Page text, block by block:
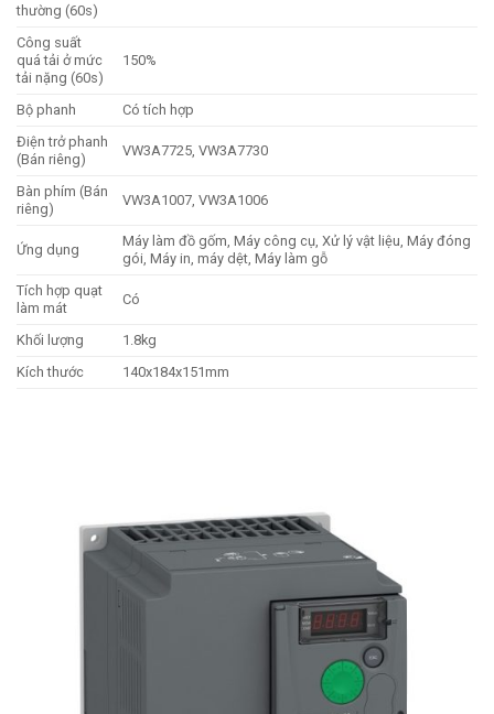
thường (60s)
Công suất
quá tải ở mức
tải nặng (60s)
150%
Bộ phanh
Có tích hợp
Điện trở phanh
(Bán riêng)
VW3A7725, VW3A7730
Bàn phím (Bán
riêng)
VW3A1007, VW3A1006
Ứng dụng
Máy làm đồ gốm, Máy công cụ, Xử lý vật liệu, Máy đóng
gói, Máy in, máy dệt, Máy làm gỗ
Tích hợp quạt
làm mát
Có
Khối lượng
1.8kg
Kích thước
140x184x151mm